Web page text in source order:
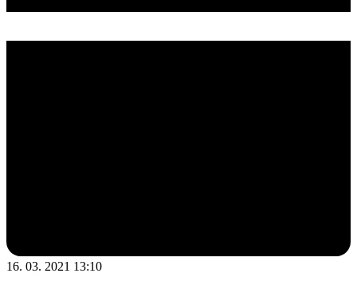
16. 03. 2021 13:10